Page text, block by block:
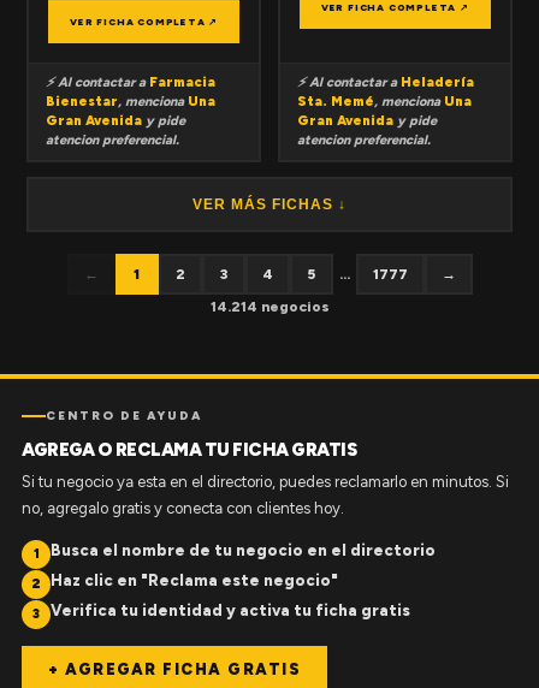
VER FICHA COMPLETA ↗
⚡ Al contactar a Farmacia
Bienestar, menciona Una
Gran Avenida y pide
atencion preferencial.
VER FICHA COMPLETA ↗
⚡ Al contactar a Heladería
Sta. Memé, menciona Una
Gran Avenida y pide
atencion preferencial.
VER MÁS FICHAS ↓
← 1 2 3 4 5 ... 1777
→
14.214 negocios
CENTRO DE AYUDA
AGREGA O RECLAMA TU FICHA GRATIS
Si tu negocio ya esta en el directorio, puedes reclamarlo en minutos. Si
no, agregalo gratis y conecta con clientes hoy.
1 Busca el nombre de tu negocio en el directorio
2 Haz clic en "Reclama este negocio"
3 Verifica tu identidad y activa tu ficha gratis
+ AGREGAR FICHA GRATIS